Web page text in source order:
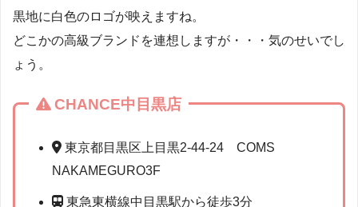
黒地に白色のロゴが映えますね。
どこかの高級ブランドを連想しますが・・・気のせいでし
ょう。
CHANCE中目黒店
東京都目黒区上目黒2-44-24 COMS
NAKAMEGURO3F
東急東横線中目黒駅から徒歩3分